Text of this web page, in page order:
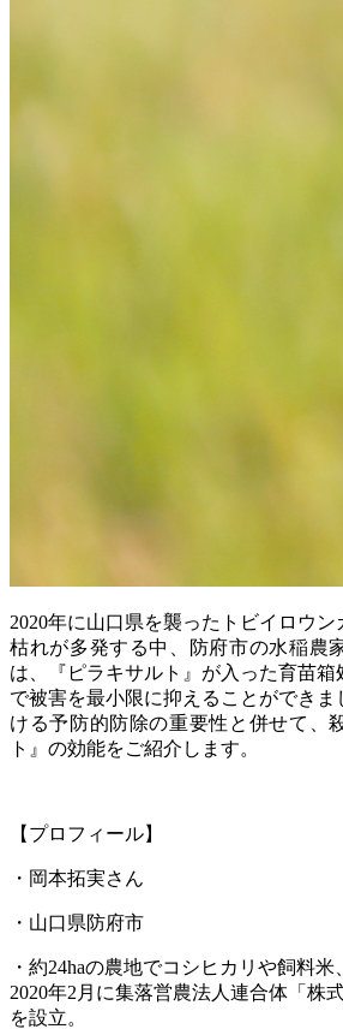
2020年に山口県を襲ったトビイロウ
枯れが多発する中、防府市の水稲農
は、『ピラキサルト』が入った育苗箱
で被害を最小限に抑えることができ
ける予防的防除の重要性と併せて、
ト』の効能をご紹介します。
【プロフィール】
・岡本拓実さん
・山口県防府市
・約24haの農地でコシヒカリや飼料米
2020年2月に集落営農法人連合体「株
を設立。